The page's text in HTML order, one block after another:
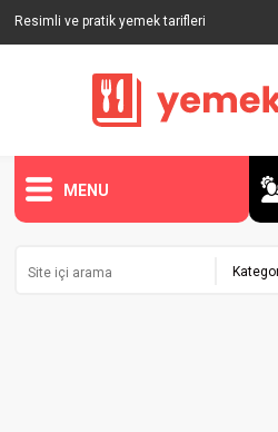
Resimli ve pratik yemek tarifleri
MENU